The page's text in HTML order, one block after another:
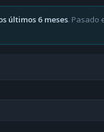
últimos 6 meses. Pasado